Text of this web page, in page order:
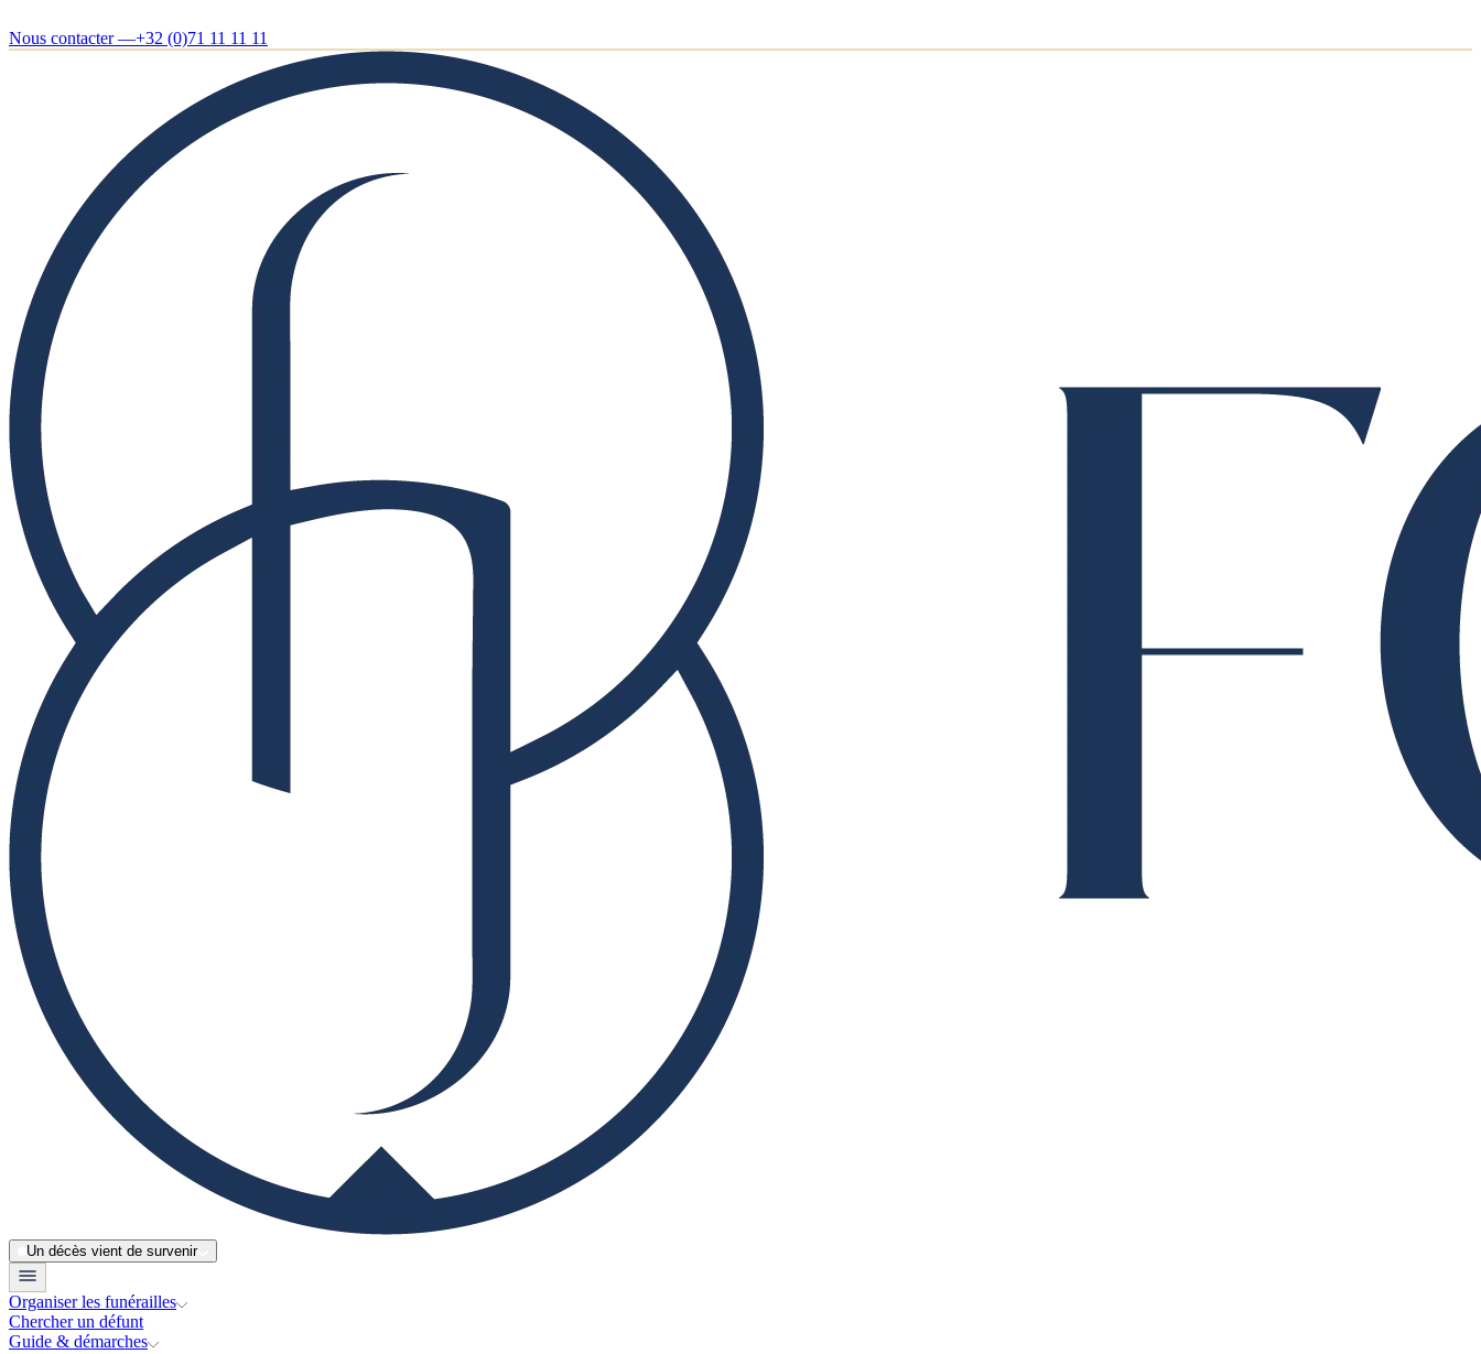
Nous contacter —+32 (0)71 11 11 11
Un décès vient de survenir
Organiser les funérailles
Chercher un défunt
Guide & démarches